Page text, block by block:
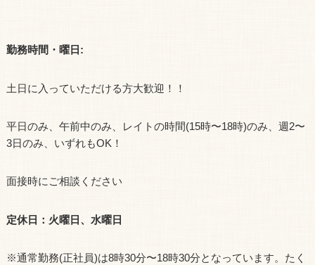
勤務時間・曜日:
土日に入っていただける方大歓迎！！
平日のみ、午前中のみ、レイトの時間(15時〜18時)のみ、週2〜
3日のみ、いずれもOK！
面接時にご相談ください
定休日：火曜日、水曜日
※通常勤務(正社員)は8時30分〜18時30分となっています。たく